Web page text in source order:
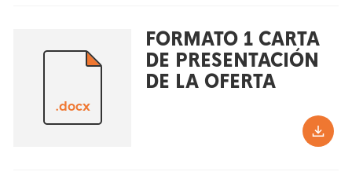
.docx
FORMATO 1 CARTA
DE PRESENTACIÓN
DE LA OFERTA